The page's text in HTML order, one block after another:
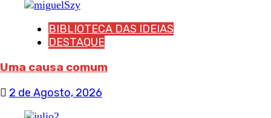
BIBLIOTECA DAS IDEIAS
DESTAQUE
Uma causa comum
2 de Agosto, 2026